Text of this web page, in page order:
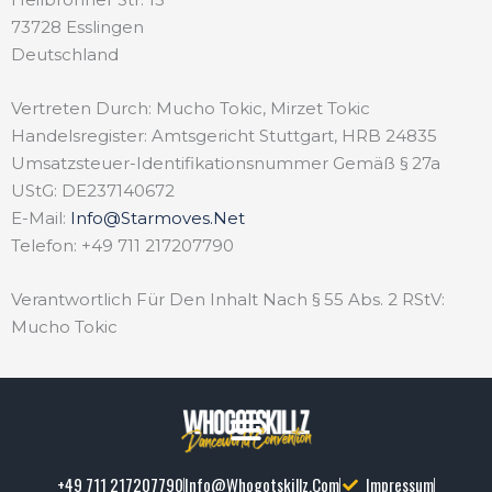
73728 Esslingen
Deutschland
Vertreten Durch: Mucho Tokic, Mirzet Tokic
Handelsregister: Amtsgericht Stuttgart, HRB 24835
Umsatzsteuer-Identifikationsnummer Gemäß § 27a
UStG: DE237140672
E-Mail: Info@starmoves.net
Telefon: +49 711 217207790
Verantwortlich Für Den Inhalt Nach § 55 Abs. 2 RStV:
Mucho Tokic
+49 711 217207790Info@whogotskillz.com Impressum